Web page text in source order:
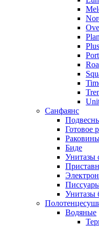
Plus
Санфаянс
Готовое
Биде
Унитазы
Унитазы
Водяные